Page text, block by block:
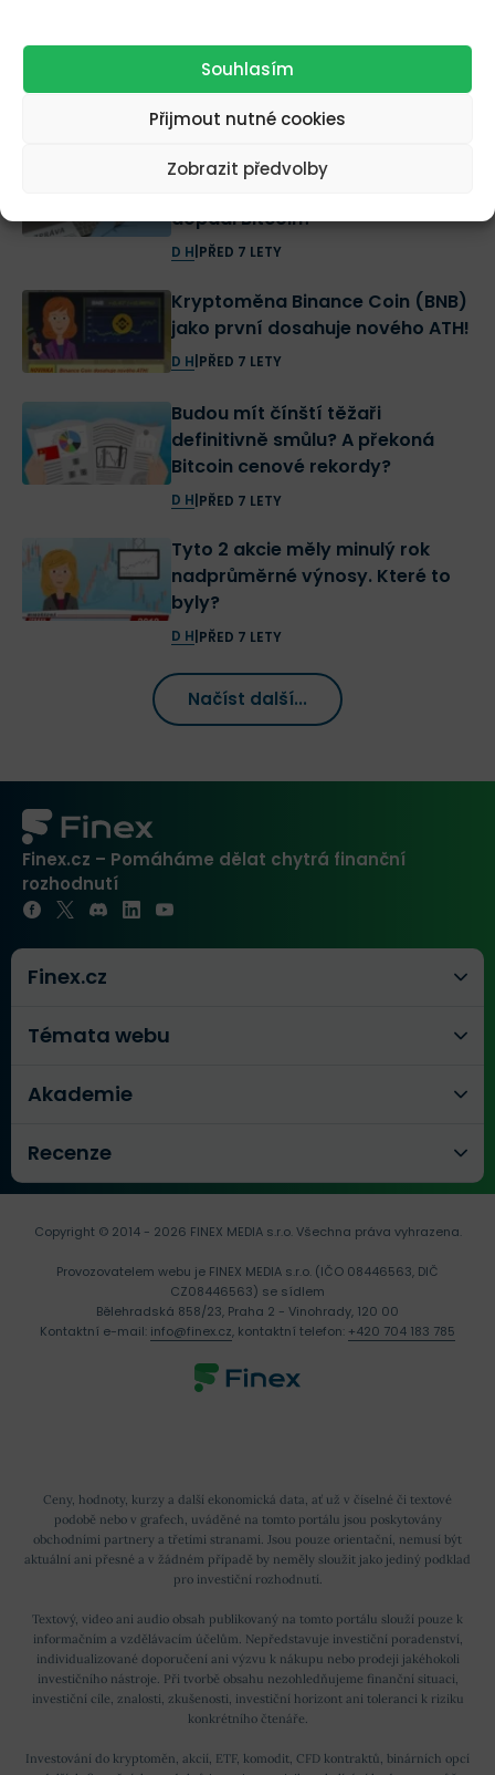
Souhlasím
Přijmout nutné cookies
Zobrazit předvolby
na trhu. Jaký to bude mít vliv na
kurz bitcoinu?
D H|PŘED 7 LETY
Weiss Crypto Rating:
dopadl Bitcoin?
D H PŘED 7 LETY
Kryptoměna Binance Coin (BNB)
jako první dosahuje nového ATH!
D H PŘED 7 LETY
Budou mít čínští těžaři
definitivně smůlu? A překoná
Bitcoin cenové rekordy?
D H PŘED 7 LETY
Tyto 2 akcie měly minulý rok
nadprůměrné výnosy. Které to
byly?
D H PŘED 7 LETY
Načíst další...
Finex.cz – Pomáháme dělat chytrá finanční
rozhodnutí
Finex.cz
Témata webu
Akademie
Recenze
Ceny, hodnoty, kurzy a další ekonomická data, ať už v číselné či textové
podobě nebo v grafech, uváděné na tomto portálu jsou poskytovány
obchodními partnery a třetími stranami. Jsou pouze orientační, nemusí být
aktuální ani přesné a v žádném případě by neměly sloužit jako jediný podklad
pro investiční rozhodnutí.
Textový, video ani audio obsah publikovaný na tomto portálu slouží pouze k
informačním a vzdělávacím účelům. Nepředstavuje investiční poradenství,
individualizované doporučení ani výzvu k nákupu nebo prodeji jakéhokoli
investičního nástroje. Při tvorbě obsahu nezohledňujeme finanční situaci,
investiční cíle, znalosti, zkušenosti, investiční horizont ani toleranci k riziku
konkrétního čtenáře.
Investování do kryptoměn, akcií, ETF, komodit, CFD kontraktů, binárních opcí
Copyright © 2014 - 2026 FINEX MEDIA s.r.o.Všechna práva vyhrazena.
Provozovatelem webu je FINEX MEDIA s.r.o. (IČO 08446563, DIČ
CZ08446563) se sídlem
Bělehradská 858/23, Praha 2 - Vinohrady, 120 00
Kontaktní e-mail: info@finex.cz, kontaktní telefon: +420 704 183 785